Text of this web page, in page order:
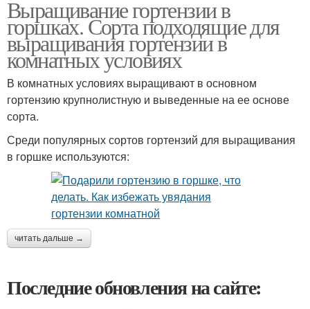
Выращивание гортензии в
горшках. Сорта подходящие для
выращивания гортензии в
комнатных условиях
В комнатных условиях выращивают в основном
гортензию крупнолистную и выведенные на ее основе
сорта.
Среди популярных сортов гортензий для выращивания
в горшке используются:
читать дальше →
Последние обновления на сайте: